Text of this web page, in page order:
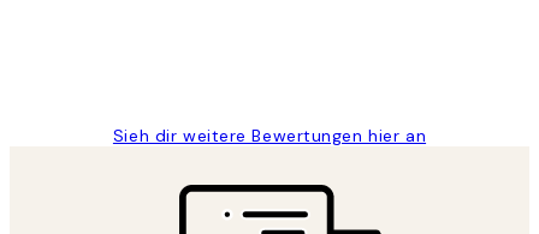
Sieh dir weitere Bewertungen hier an